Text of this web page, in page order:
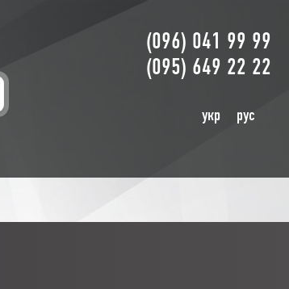
(096) 041 99 99
(095) 649 22 22
укр рус